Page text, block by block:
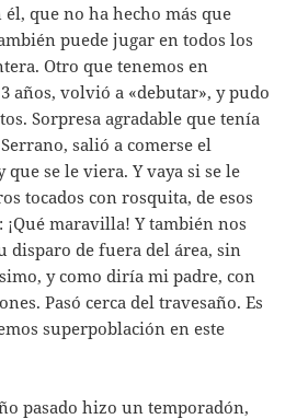
que no ha hecho más que
puede jugar en todos los
Otro que tenemos en
años, volvió a «debutar», y pudo
Sorpresa agradable que tenía
salió a comerse el
que se le viera. Y vaya si se le
tocados con rosquita, de esos
¡Qué maravilla! Y también nos
disparo de fuera del área, sin
y como diría mi padre, con
Pasó cerca del travesaño. Es
superpoblación en este
pasado hizo un temporadón,